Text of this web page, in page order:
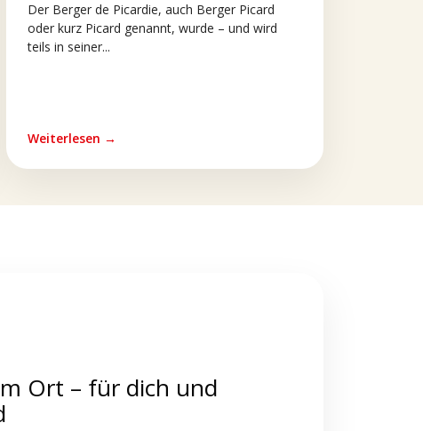
Der Berger de Picardie, auch Berger Picard
oder kurz Picard genannt, wurde – und wird
teils in seiner...
Weiterlesen →
Ort – für dich und